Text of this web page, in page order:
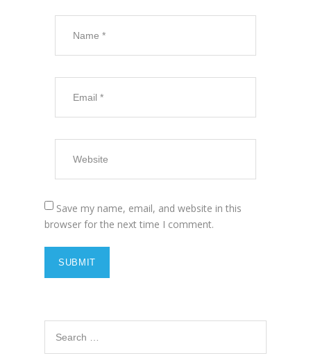
Save my name, email, and website in this
browser for the next time I comment.